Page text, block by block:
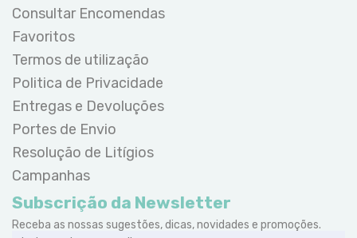
Consultar Encomendas
Favoritos
Termos de utilização
Politica de Privacidade
Entregas e Devoluções
Portes de Envio
Resolução de Litígios
Campanhas
Subscrição da Newsletter
Receba as nossas sugestões, dicas, novidades e promoções.